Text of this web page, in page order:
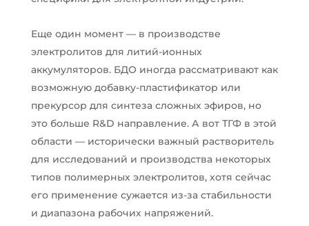
Еще один момент — в производстве
электролитов для литий-ионных
аккумуляторов. БДО иногда рассматривают как
возможную добавку-пластификатор или
прекурсор для синтеза сложных эфиров, но
это больше R&D направление. А вот ТГФ в этой
области — исторически важный растворитель
для исследований и производства некоторых
типов полимерных электролитов, хотя сейчас
его применение сужается из-за стабильности
и диапазона рабочих напряжений.